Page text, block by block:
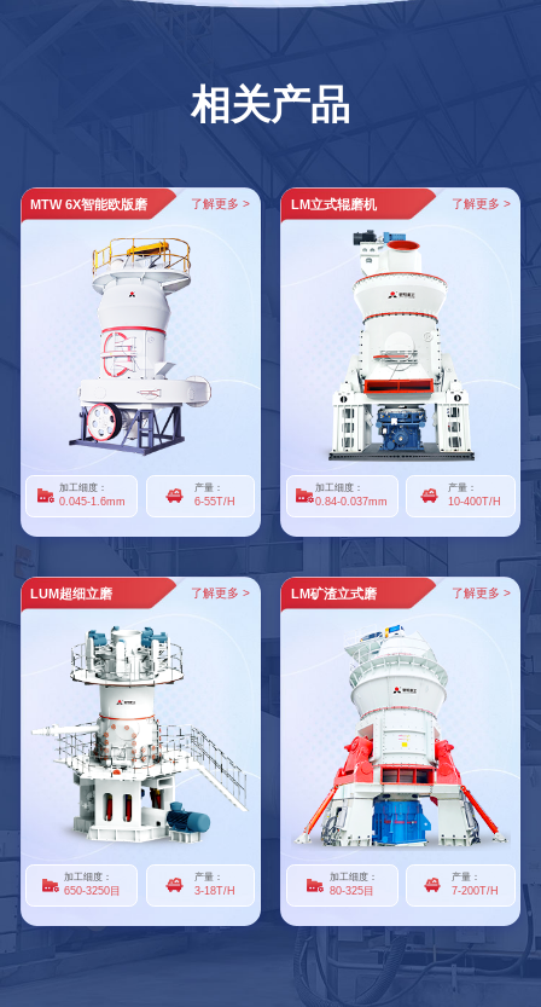
相关产品
MTW 6X智能欧版磨 了解更多 >
加工细度：
0.045-1.6mm
产量：
6-55T/H
LM立式辊磨机 了解更多 >
加工细度：
0.84-0.037mm
产量：
10-400T/H
LUM超细立磨 了解更多 >
加工细度：
650-3250目
产量：
3-18T/H
LM矿渣立式磨 了解更多 >
加工细度：
80-325目
产量：
7-200T/H